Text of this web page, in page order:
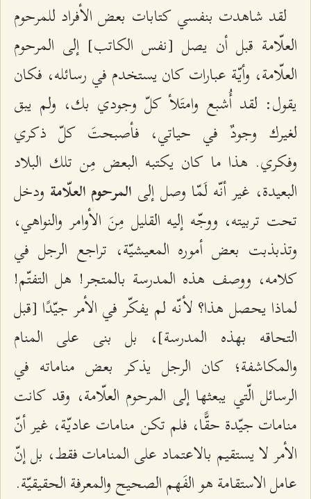
لقد شاهدت بنفسي كتابات بعض الأفراد للمرحوم
العلّامة قبل أن يصل [نفس الكاتب] إلى المرحوم
العلّامة، وأيّة عبارات كان يستخدم في رسائله، فكان
يقول: لقد أُشبع وامتَلأ كلّ وجودي بك، ولم يبق
لغيرك وجودٌ في حياتي، فأصبحتَ كلّ ذكري
وفكري. هذا ما كان يكتبه البعض مِن تلك البلاد
البعيدة، غير أنّه لَمّا وصل إلى المرحوم العلّامة ودخل
تحت تربيته، ووجّه إليه القليل مِنَ الأوامر والنواهي،
وتذبذبت بعض أموره المعيشيّة، تراجع الرجل في
كلامه، ووصف هذه المدرسة بالمتجر! هل التفتّم!
لماذا يحصل هذا؟ لأنّه لم يفكّر في الأمر جيّدًا [قبل
التحاقه بهذه المدرسة]، بل بنى على المنام
والمكاشفة؛ كان الرجل يذكر بعض مناماته في
الرسائل الّتي يبعثها إلى المرحوم العلّامة، وقد كانت
منامات جيّدة حقًّا، فلم تكن منامات عاديّة، غير أنّ
الأمر لا يستقيم بالاعتماد على المنامات فقط، بل إنّ
عامل الاستقامة هو الفَهم الصحيح والمعرفة الحقيقيّة.